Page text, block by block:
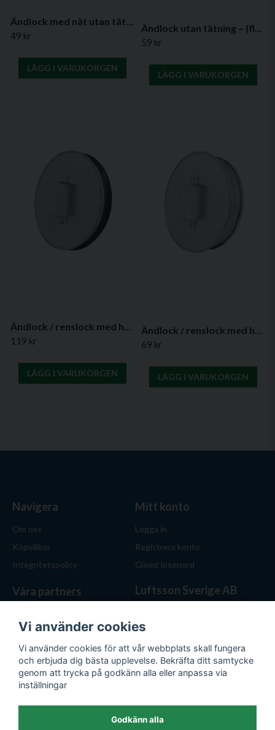
Ändlock med nät utan tätning – (flera diametrar)
49 kr
LÄGG I VARUKORGEN
Ändlock utan tätning – (flera diametrar)
59 kr
LÄGG I VARUKORGEN
Ändlock / renslock med handtag och tätning – (flera diametrar)
119 kr
LÄGG I VARUKORGEN
Ändlock / renslock med handtag utan tätning – (flera diametrar)
69 kr
LÄGG I VARUKORGEN
Navigera
Om oss
Köpvillkor
Integritetspolicy
Mitt konto
Logga in
Registrera konto
Glömt lösenord
Våra partners Luftsson Sverige AB
hjälper dig att välja rätt
lösning. Hos Luftsson.se får
du personlig service, bra priser
och produkter för både hem
och företag.
E-post:
Vi använder cookies
Vi använder cookies för att vår webbplats skall fungera
och erbjuda dig bästa upplevelse. Bekräfta ditt samtycke
genom att trycka på godkänn alla eller anpassa via
inställningar
Godkänn alla